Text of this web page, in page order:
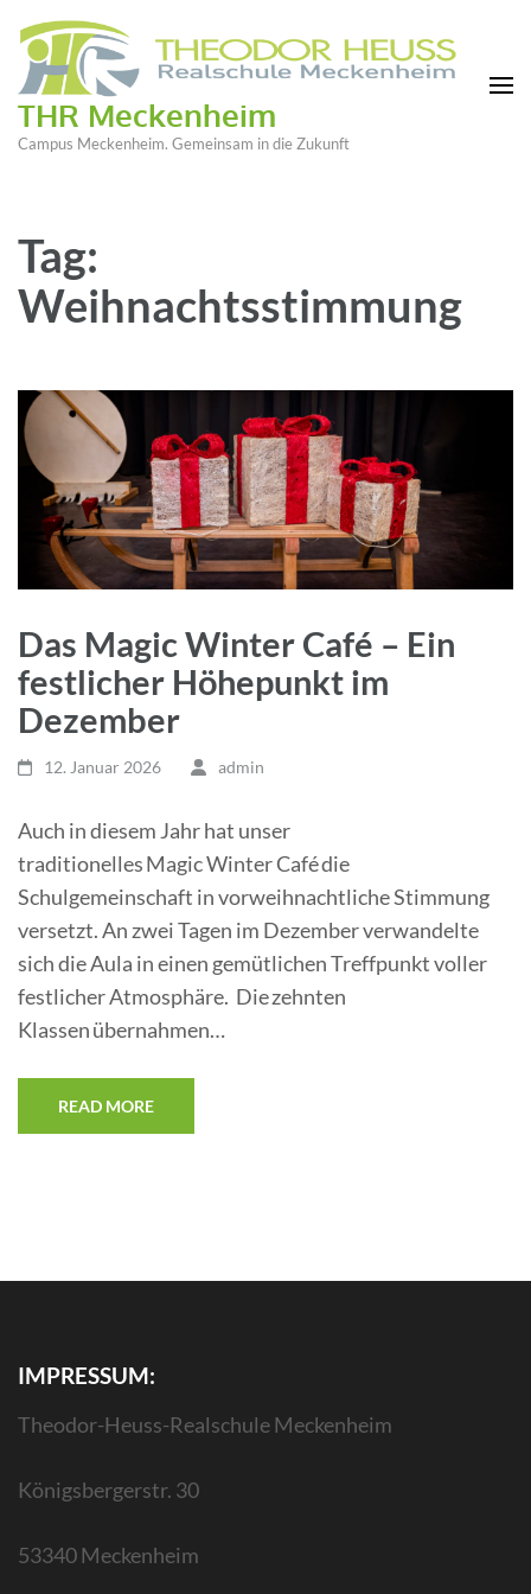
THR Meckenheim
Campus Meckenheim. Gemeinsam in die Zukunft
Tag:
Weihnachtsstimmung
Das Magic Winter Café – Ein
festlicher Höhepunkt im
Dezember
12. Januar 2026 admin
Auch in diesem Jahr hat unser
traditionelles Magic Winter Café die
Schulgemeinschaft in vorweihnachtliche Stimmung
versetzt. An zwei Tagen im Dezember verwandelte
sich die Aula in einen gemütlichen Treffpunkt voller
festlicher Atmosphäre. Die zehnten
Klassen übernahmen…
READ MORE
IMPRESSUM:
Theodor-Heuss-Realschule Meckenheim
Königsbergerstr. 30
53340 Meckenheim